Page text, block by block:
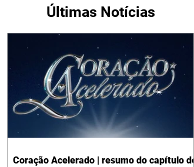
Últimas Notícias
Coração Acelerado | resumo do capítulo de